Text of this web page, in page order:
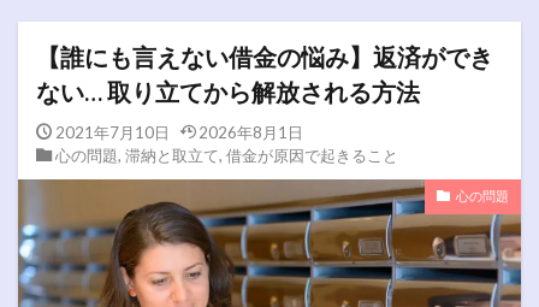
【誰にも言えない借金の悩み】返済ができ
ない… 取り立てから解放される方法
2021年7月10日
2026年8月1日
心の問題, 滞納と取立て, 借金が原因で起きること
心の問題